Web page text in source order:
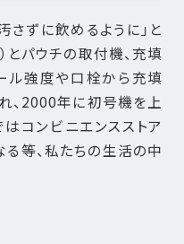
さずに飲めるように」と
とパウチの取付機、充填
ル強度や口栓から充填
、2000年に初号機を上
コンビニエンスストア
等、私たちの生活の中